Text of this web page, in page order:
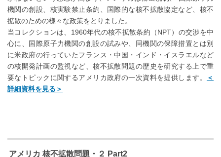
機関の創設、核実験禁止条約、国際的な核不拡散協定など、核不
拡散のための様々な政策をとりました。
当コレクションは、1960年代の核不拡散条約（NPT）の交渉を中
心に、国際原子力機関の創設の試みや、同機関の保障措置とは別
に米政府の行っていたフランス・中国・インド・イスラエルなど
の核開発計画の監視など、核不拡散問題の歴史を研究する上で重
要なトピックに関するアメリカ政府の一次資料を提供します。
＜
詳細資料を見る＞
アメリカ 核不拡散問題・２ Part2